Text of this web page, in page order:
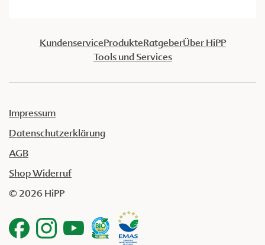
KundenserviceProdukteRatgeberÜber HiPP
Tools und Services
Impressum
Datenschutzerklärung
AGB
Shop Widerruf
© 2026 HiPP